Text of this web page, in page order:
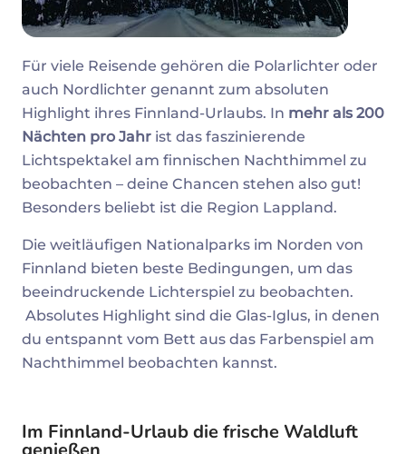
Für viele Reisende gehören die Polarlichter oder
auch Nordlichter genannt zum absoluten
Highlight ihres Finnland-Urlaubs. In mehr als 200
Nächten pro Jahr ist das faszinierende
Lichtspektakel am finnischen Nachthimmel zu
beobachten – deine Chancen stehen also gut!
Besonders beliebt ist die Region Lappland.
Die weitläufigen Nationalparks im Norden von
Finnland bieten beste Bedingungen, um das
beeindruckende Lichterspiel zu beobachten.
Absolutes Highlight sind die Glas-Iglus, in denen
du entspannt vom Bett aus das Farbenspiel am
Nachthimmel beobachten kannst.
Im Finnland-Urlaub die frische Waldluft